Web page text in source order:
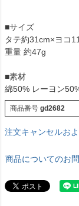
■サイズ
タテ約31cm×ヨコ
重量 約47g
■素材
綿50% レーヨン
商品番号 gd2682
注文キャンセルお
商品についてのお